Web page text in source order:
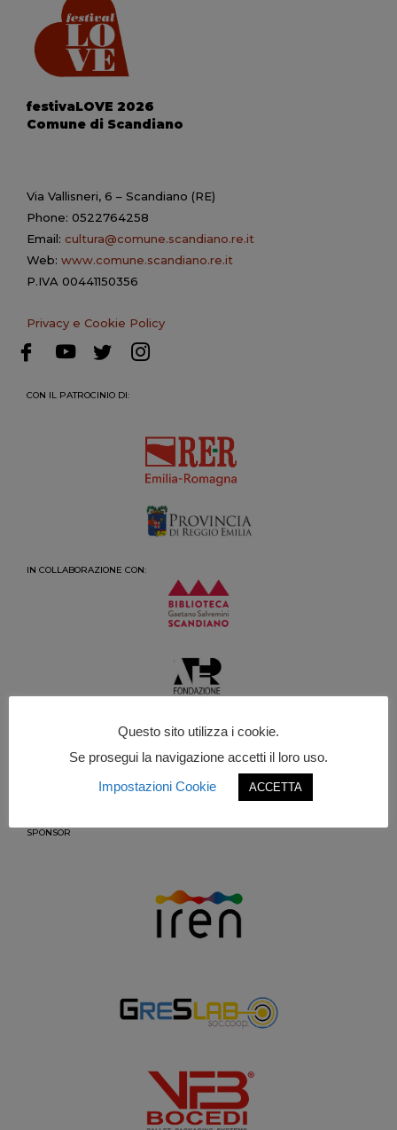
festivaLOVE 2026
Comune di Scandiano
Via Vallisneri, 6 – Scandiano (RE)
Phone: 0522764258
Email: cultura@comune.scandiano.re.it
Web: www.comune.scandiano.re.it
P.IVA 00441150356
Privacy e Cookie Policy
CON IL PATROCINIO DI:
IN COLLABORAZIONE CON:
SPONSOR
Questo sito utilizza i cookie.
Se prosegui la navigazione accetti il loro uso.
Impostazioni Cookie
ACCETTA